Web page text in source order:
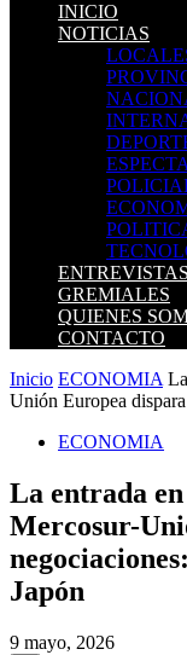
INICIO
NOTICIAS
ENTREVISTAS
GREMIALES
QUIENES
CONTACTO
Inicio ECONOMIA
Unión Europea
ECONOMIA
La entrada
Mercosur-
Japón
9 mayo, 2026